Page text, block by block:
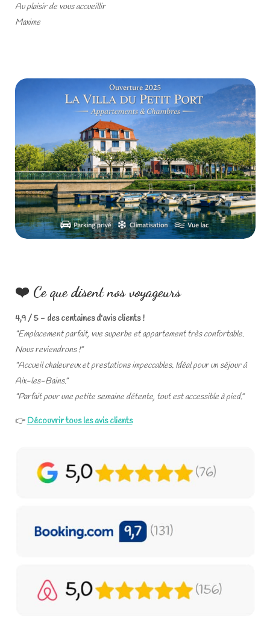
Au plaisir de vous accueillir
Maxime
❤️ Ce que disent nos voyageurs
4,9 / 5 - des centaines d'avis clients !
“Emplacement parfait, vue superbe et appartement très confortable.
Nous reviendrons !”
“Accueil chaleureux et prestations impeccables. Idéal pour un séjour à
Aix-les-Bains.”
“Parfait pour une petite semaine détente, tout est accessible à pied.”
👉 Découvrir tous les avis clients